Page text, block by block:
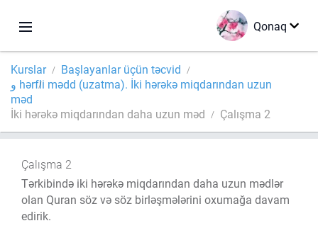
Qonaq
Kurslar
Başlayanlar üçün təcvid
و hərfli mədd (uzatma). İki hərəkə miqdarından uzun
məd
İki hərəkə miqdarından daha uzun məd
Çalışma 2
Çalışma 2
Tərkibində iki hərəkə miqdarından daha uzun mədlər
olan Quran söz və söz birləşmələrini oxumağa davam
edirik.